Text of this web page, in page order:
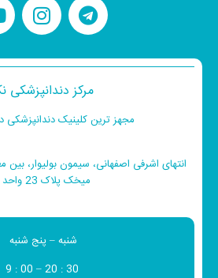
مرکز دندانپزشکی
مجهز ترین کلینیک دندانپزشکی
انتهای اشرفی اصفهانی، سیمون بولیوار،
میخک پلاک 23 واحد 3
شنبه – پنج شنبه
9 : 00 – 20 : 30